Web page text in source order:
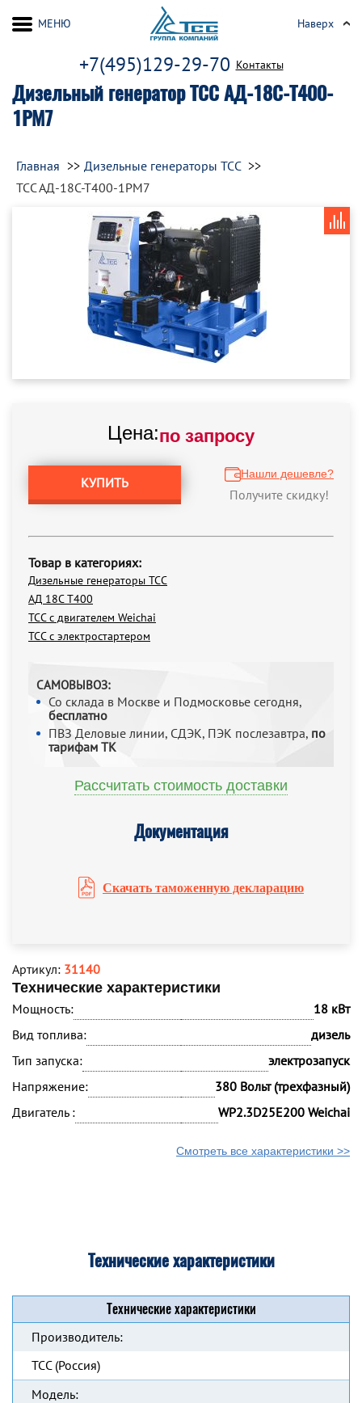
Дизельный генератор ТСС АД-18С-Т400-
1РМ7
+7(495)129-29-70 Контакты
МЕНЮ Наверх
Главная
Дизельные генераторы ТСС
ТСС АД-18С-Т400-1РМ7
Цена:по запросу
КУПИТЬ
Нашли дешевле?
Получите скидку!
Товар в категориях:
Дизельные генераторы ТСС
АД 18С Т400
ТСС с двигателем Weichai
ТСС с электростартером
САМОВЫВОЗ:
Со склада в Москве и Подмосковье сегодня,
бесплатно
ПВЗ Деловые линии, СДЭК, ПЭК послезавтра, по
тарифам ТК
Рассчитать стоимость доставки
Документация
Скачать таможенную декларацию
Артикул: 31140
Технические характеристики
Мощность:
18 кВт
Вид топлива:
дизель
Тип запуска:
электрозапуск
Напряжение:
380 Вольт (трехфазный)
Двигатель :
WP2.3D25E200 Weichai
Смотреть все характеристики >>
Технические характеристики
Технические характеристики
Производитель:
ТСС (Россия)
Модель: